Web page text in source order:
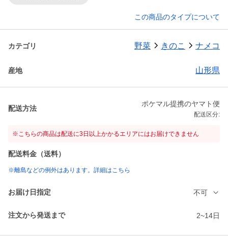
この商品のタイプについて
カテゴリ 野菜 きのこ ナメコ
産地 山形県
配送方法
ポケマル提携のヤマト便
配送区分:
※こちらの商品は配送に3日以上かかるエリアにはお届けできません
配送料金（送料）
※離島などの例外はあります。詳細はこちら
お届け日指定 不可
注文から発送まで 2~14日